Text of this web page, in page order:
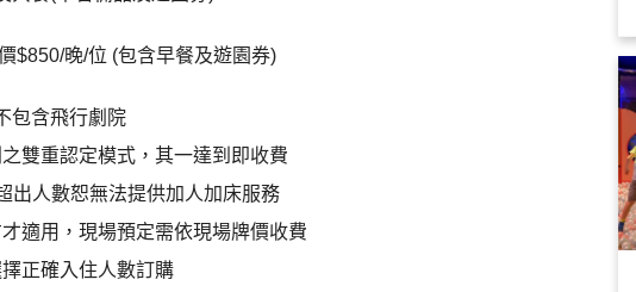
$850/晚/位 (包含早餐及遊園券)
包含飛行劇院
雙重認定模式，其一達到即收費
出人數恕無法提供加人加床服務
適用，現場預定需依現場牌價收費
正確入住人數訂購